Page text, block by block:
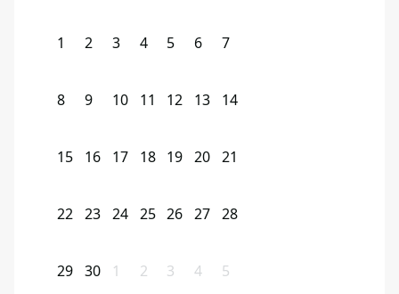
1 2 3 4 5 6 7
8 9 10 11 12 13 14
15 16 17 18 19 20 21
22 23 24 25 26 27 28
29 30 1 2 3 4 5